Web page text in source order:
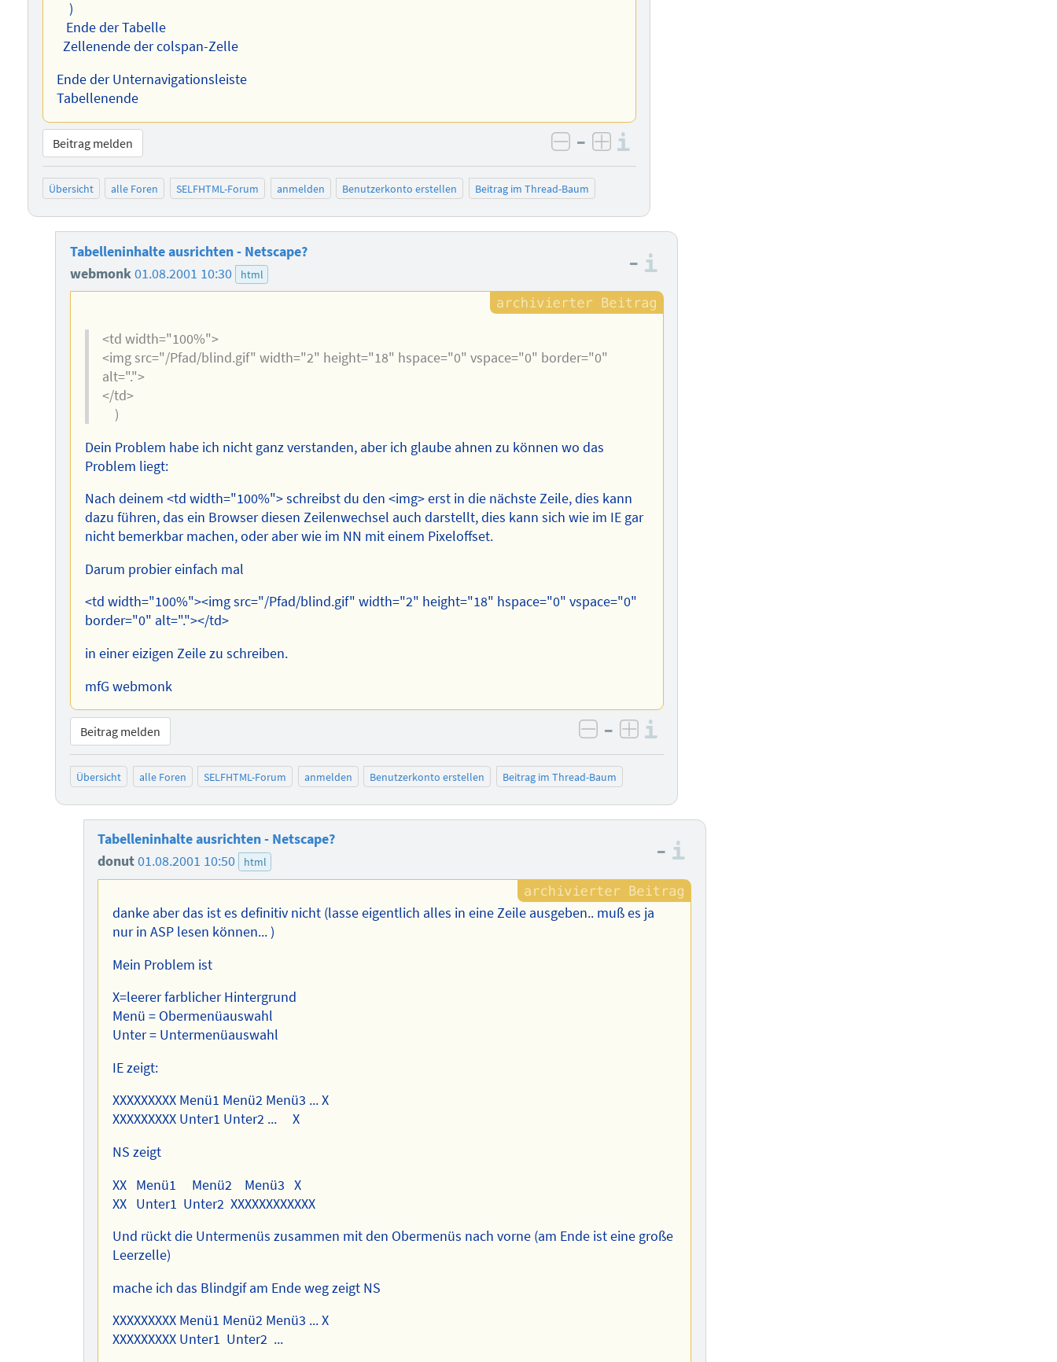
)
Ende der Tabelle
Zellenende der colspan-Zelle
Ende der Unternavigationsleiste
Tabellenende
Beitrag melden negativ bewerten
– positiv bewerten
Übersicht alle Foren SELFHTML-Forum anmelden Benutzerkonto erstellen Beitrag im Thread-Baum
Tabelleninhalte ausrichten - Netscape?
webmonk01.08.2001 10:30 html –
<td width="100%">
<img src="/Pfad/blind.gif" width="2" height="18" hspace="0" vspace="0" border="0"
alt=".">
</td>
)
Dein Problem habe ich nicht ganz verstanden, aber ich glaube ahnen zu können wo das
Problem liegt:
Nach deinem <td width="100%"> schreibst du den <img> erst in die nächste Zeile, dies kann
dazu führen, das ein Browser diesen Zeilenwechsel auch darstellt, dies kann sich wie im IE gar
nicht bemerkbar machen, oder aber wie im NN mit einem Pixeloffset.
Darum probier einfach mal
<td width="100%"><img src="/Pfad/blind.gif" width="2" height="18" hspace="0" vspace="0"
border="0" alt="."></td>
in einer eizigen Zeile zu schreiben.
mfG webmonk
Beitrag melden negativ bewerten
– positiv bewerten
Übersicht alle Foren SELFHTML-Forum anmelden Benutzerkonto erstellen Beitrag im Thread-Baum
Tabelleninhalte ausrichten - Netscape?
donut01.08.2001 10:50 html –
danke aber das ist es definitiv nicht (lasse eigentlich alles in eine Zeile ausgeben.. muß es ja
nur in ASP lesen können... )
Mein Problem ist
X=leerer farblicher Hintergrund
Menü = Obermenüauswahl
Unter = Untermenüauswahl
IE zeigt:
XXXXXXXXX Menü1 Menü2 Menü3 ... X
XXXXXXXXX Unter1 Unter2 ... X
NS zeigt
XX Menü1 Menü2 Menü3 X
XX Unter1 Unter2 XXXXXXXXXXXX
Und rückt die Untermenüs zusammen mit den Obermenüs nach vorne (am Ende ist eine große
Leerzelle)
mache ich das Blindgif am Ende weg zeigt NS
XXXXXXXXX Menü1 Menü2 Menü3 ... X
XXXXXXXXX Unter1 Unter2 ...